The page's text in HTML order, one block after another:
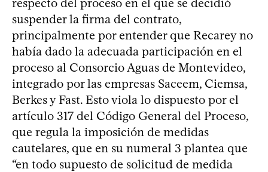
suspender la firma del contrato,
principalmente por entender que Recarey no
había dado la adecuada participación en el
proceso al Consorcio Aguas de Montevideo,
integrado por las empresas Saceem, Ciemsa,
Berkes y Fast. Esto viola lo dispuesto por el
artículo 317 del Código General del Proceso,
que regula la imposición de medidas
cautelares, que en su numeral 3 plantea que
“en todo supuesto de solicitud de medida